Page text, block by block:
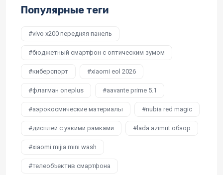
Популярные теги
vivo x200 передняя панель
бюджетный смартфон с оптическим зумом
киберспорт xiaomi eol 2026
флагман oneplus aavante prime 5.1
аэрокосмические материалы nubia red magic
дисплей с узкими рамками lada azimut обзор
xiaomi mijia mini wash
телеобъектив смартфона